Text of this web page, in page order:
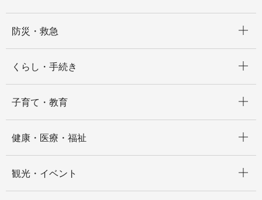
防災・救急
くらし・手続き
子育て・教育
健康・医療・福祉
観光・イベント